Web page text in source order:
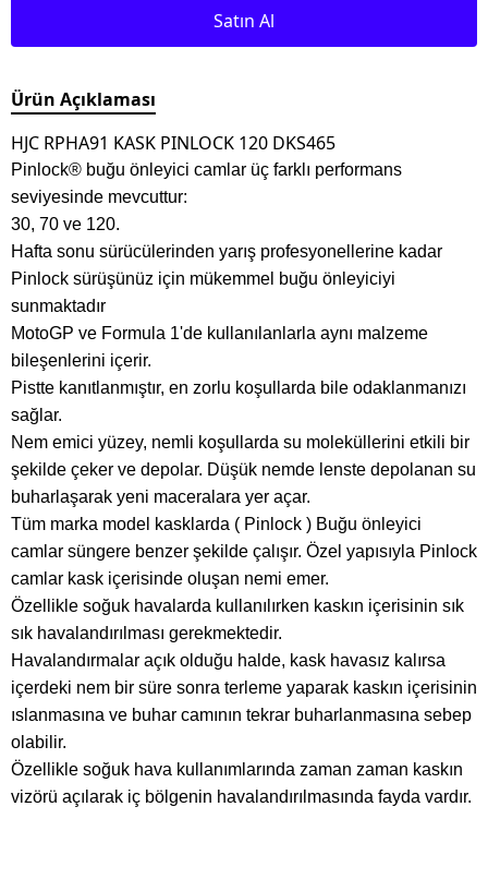
Satın Al
Ürün Açıklaması
HJC RPHA91 KASK PINLOCK 120 DKS465
Pinlock® buğu önleyici camlar üç farklı performans
seviyesinde mevcuttur:
30, 70 ve 120.
Hafta sonu sürücülerinden yarış profesyonellerine kadar
Pinlock sürüşünüz için mükemmel buğu önleyiciyi
sunmaktadır
MotoGP ve Formula 1'de kullanılanlarla aynı malzeme
bileşenlerini içerir.
Pistte kanıtlanmıştır, en zorlu koşullarda bile odaklanmanızı
sağlar.
Nem emici yüzey, nemli koşullarda su moleküllerini etkili bir
şekilde çeker ve depolar. Düşük nemde lenste depolanan su
buharlaşarak yeni maceralara yer açar.
Tüm marka model kasklarda ( Pinlock ) Buğu önleyici
camlar süngere benzer şekilde çalışır. Özel yapısıyla Pinlock
camlar kask içerisinde oluşan nemi emer.
Özellikle soğuk havalarda kullanılırken kaskın içerisinin sık
sık havalandırılması gerekmektedir.
Havalandırmalar açık olduğu halde, kask havasız kalırsa
içerdeki nem bir süre sonra terleme yaparak kaskın içerisinin
ıslanmasına ve buhar camının tekrar buharlanmasına sebep
olabilir.
Özellikle soğuk hava kullanımlarında zaman zaman kaskın
vizörü açılarak iç bölgenin havalandırılmasında fayda vardır.